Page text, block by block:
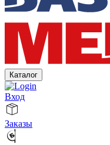
Каталог
Вход
Заказы